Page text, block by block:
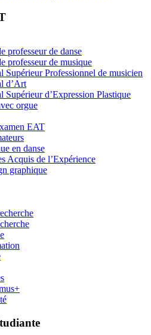
professeur de danse
professeur de musique
Supérieur Professionnel de musicien
d’Art
d’Expression Plastique
orgue
EAT
en danse
Acquis de l’Expérience
graphique